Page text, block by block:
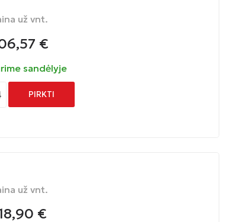
už vnt.
€
sandėlyje
PIRKTI
už vnt.
€